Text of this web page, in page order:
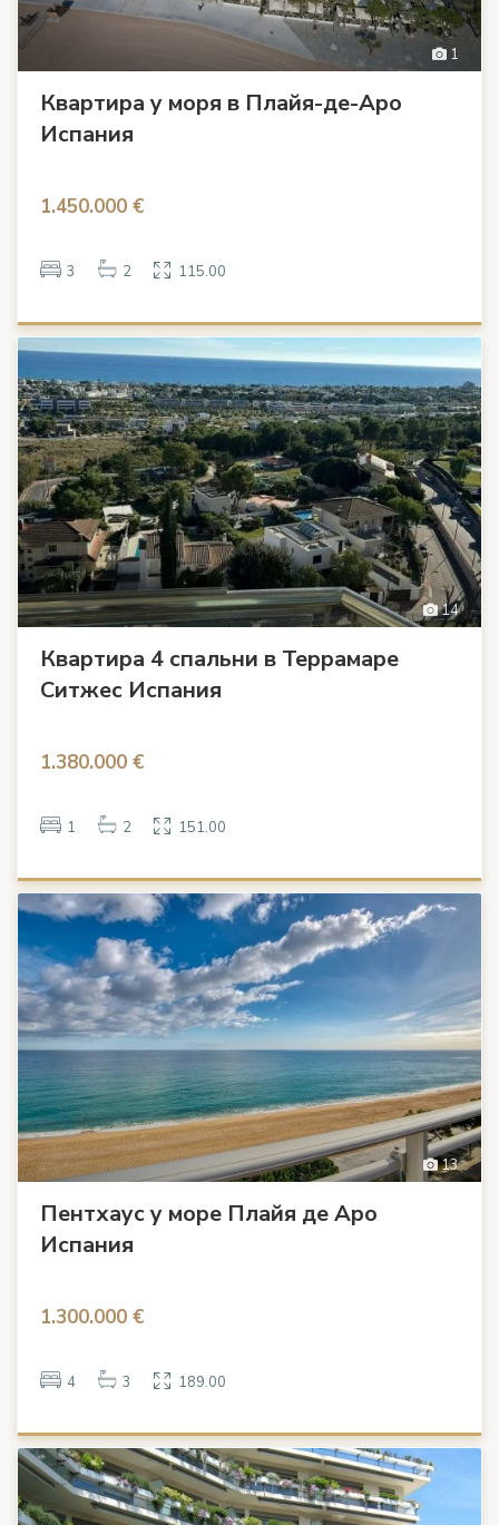
1
Квартира у моря в Плайя-де-Аро
Испания
1.450.000 €
3 2 115.00
14
Квартира 4 спальни в Террамаре
Ситжес Испания
1.380.000 €
1 2 151.00
13
Пентхаус у море Плайя де Аро
Испания
1.300.000 €
4 3 189.00